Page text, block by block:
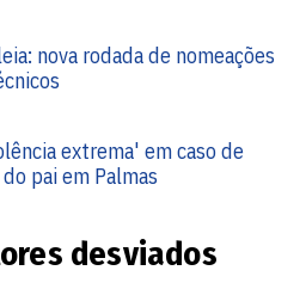
nova rodada de nomeações
extrema' em caso de
pai em Palmas
desviados